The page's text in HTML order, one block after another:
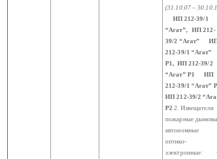
(31.10.07 –
ИП 212-39/1
“Агат”, ИП 212-
39/2 “Агат”
212-39/1 “Агат”
Р1, ИП 212-39/2
“Агат” Р1
ИП
212-39/1 “Агат”
ИП 212-39/2
Р2 2. Извещатели
пожарные
автономные
оптико-
электронные: